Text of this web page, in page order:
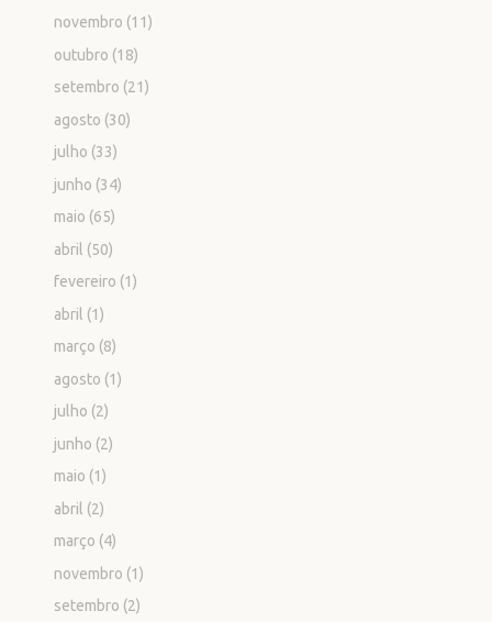
novembro (11)
outubro (18)
setembro (21)
agosto (30)
julho (33)
junho (34)
maio (65)
abril (50)
fevereiro (1)
abril (1)
março (8)
agosto (1)
julho (2)
junho (2)
maio (1)
abril (2)
março (4)
novembro (1)
setembro (2)